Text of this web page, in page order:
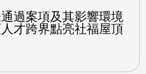
過案項及其影響環境
才跨界點亮社福屋頂